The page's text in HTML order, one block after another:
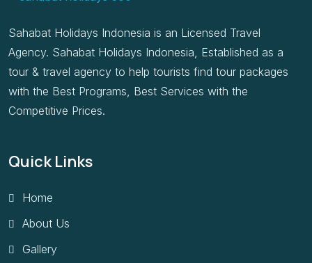
Sahabat Holidays Indonesia is an Licensed Travel
Agency. Sahabat Holidays Indonesia, Established as a
tour & travel agency to help tourists find tour packages
with the Best Programs, Best Services with the
Competitive Prices.
Quick Links
Home
About Us
Gallery